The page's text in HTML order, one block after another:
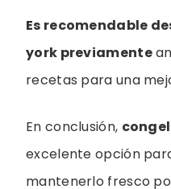
Es recomendable
york previamente
recetas para una
En conclusión,
excelente opción
mantenerlo fresco